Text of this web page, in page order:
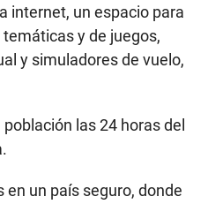
internet, un espacio para
y de juegos,
y simuladores de vuelo,
las 24 horas del
en un país seguro, donde